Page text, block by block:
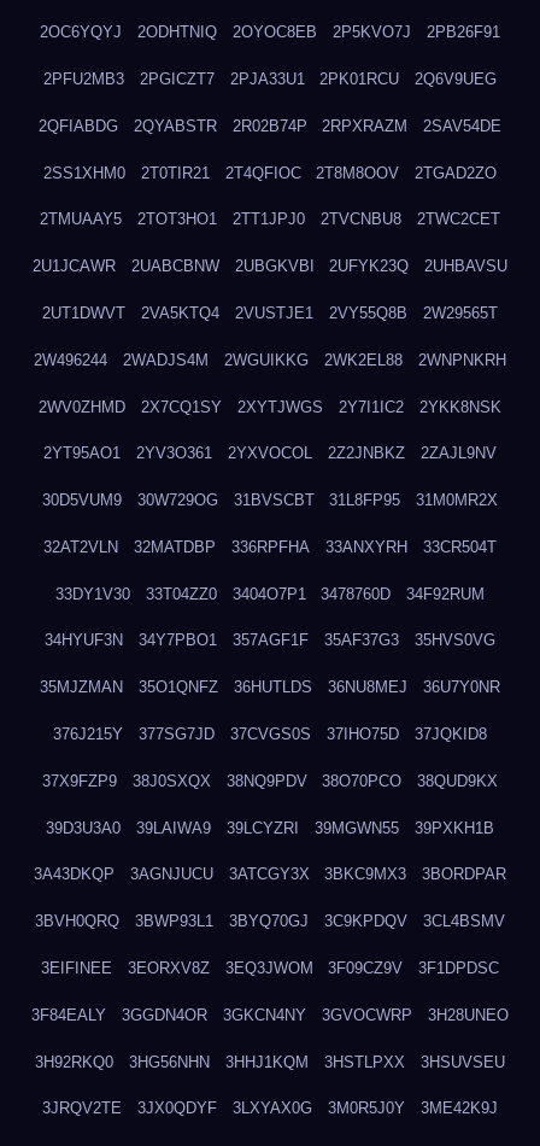
2OC6YQYJ 2ODHTNIQ 2OYOC8EB 2P5KVO7J 2PB26F91
2PFU2MB3 2PGICZT7 2PJA33U1 2PK01RCU 2Q6V9UEG
2QFIABDG 2QYABSTR 2R02B74P 2RPXRAZM 2SAV54DE
2SS1XHM0 2T0TIR21 2T4QFIOC 2T8M8OOV 2TGAD2ZO
2TMUAAY5 2TOT3HO1 2TT1JPJ0 2TVCNBU8 2TWC2CET
2U1JCAWR 2UABCBNW 2UBGKVBI 2UFYK23Q 2UHBAVSU
2UT1DWVT 2VA5KTQ4 2VUSTJE1 2VY55Q8B 2W29565T
2W496244 2WADJS4M 2WGUIKKG 2WK2EL88 2WNPNKRH
2WV0ZHMD 2X7CQ1SY 2XYTJWGS 2Y7I1IC2 2YKK8NSK
2YT95AO1 2YV3O361 2YXVOCOL 2Z2JNBKZ 2ZAJL9NV
30D5VUM9 30W729OG 31BVSCBT 31L8FP95 31M0MR2X
32AT2VLN 32MATDBP 336RPFHA 33ANXYRH 33CR504T
33DY1V30 33T04ZZ0 3404O7P1 3478760D 34F92RUM
34HYUF3N 34Y7PBO1 357AGF1F 35AF37G3 35HVS0VG
35MJZMAN 35O1QNFZ 36HUTLDS 36NU8MEJ 36U7Y0NR
376J215Y 377SG7JD 37CVGS0S 37IHO75D 37JQKID8
37X9FZP9 38J0SXQX 38NQ9PDV 38O70PCO 38QUD9KX
39D3U3A0 39LAIWA9 39LCYZRI 39MGWN55 39PXKH1B
3A43DKQP 3AGNJUCU 3ATCGY3X 3BKC9MX3 3BORDPAR
3BVH0QRQ 3BWP93L1 3BYQ70GJ 3C9KPDQV 3CL4BSMV
3EIFINEE 3EORXV8Z 3EQ3JWOM 3F09CZ9V 3F1DPDSC
3F84EALY 3GGDN4OR 3GKCN4NY 3GVOCWRP 3H28UNEO
3H92RKQ0 3HG56NHN 3HHJ1KQM 3HSTLPXX 3HSUVSEU
3JRQV2TE 3JX0QDYF 3LXYAX0G 3M0R5J0Y 3ME42K9J